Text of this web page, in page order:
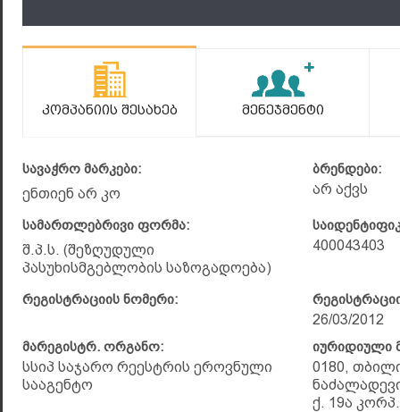
Კომპანიის Შესახებ Მენეჯმენტი
სავაჭრო მარკები:
ენთიენ არ კო
ბრენდები:
არ აქვს
სამართლებრივი ფორმა:
შ.პ.ს. (შეზღუდული
პასუხისმგებლობის საზოგადოება)
400043403
რეგისტრაციის ნომერი:
26/03/2012
მარეგისტრ. ორგანო:
სსიპ საჯარო რეესტრის ეროვნული
სააგენტო
იურიდიული
0180,
ქ. 19ა